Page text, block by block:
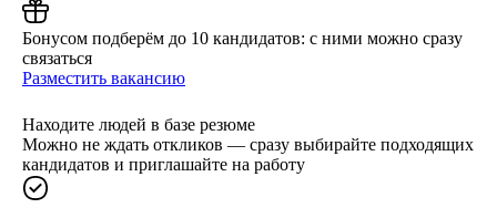
Бонусом подберём до 10 кандидатов: с ними можно сразу
связаться
Разместить вакансию
Находите людей в базе резюме
Можно не ждать откликов — сразу выбирайте подходящих
кандидатов и приглашайте на работу